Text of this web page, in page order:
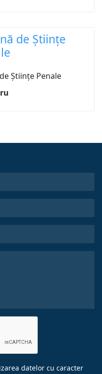
de Științe
datelor cu caracter